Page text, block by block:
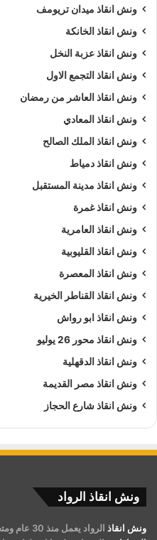
ونش انقاذ ميدان تريومف
ونش انقاذ الخانكة
ونش انقاذ عزبة النخل
ونش انقاذ التجمع الاول
ونش انقاذ العاشر من رمضان
ونش انقاذ المعادي
ونش انقاذ الملك الصالح
ونش انقاذ دمياط
ونش انقاذ مدينة المستقبل
ونش انقاذ غمرة
ونش انقاذ العامرية
ونش انقاذ القليوبية
ونش انقاذ المعصرة
ونش انقاذ القناطر الخيرية
ونش انقاذ ابو رواش
ونش انقاذ محور 26 يوليو
ونش انقاذ الدقهلية
ونش انقاذ مصر القديمة
ونش انقاذ شارع الحجاز
ونش انقاذ الرواد
ونش انقاذ الرواد يعمل منذ 30 عام ومتخصصون في